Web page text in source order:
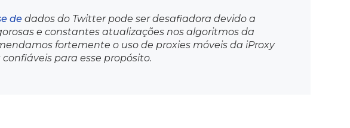
de dados do Twitter pode ser desafiadora devido a
e constantes atualizações nos algoritmos da
fortemente o uso de proxies móveis da iProxy
para esse propósito.